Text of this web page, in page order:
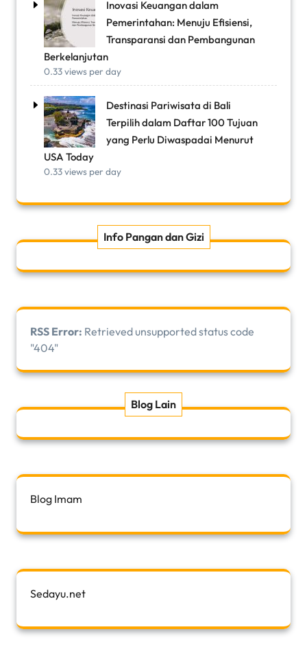
Inovasi Keuangan dalam
Pemerintahan: Menuju Efisiensi,
Transparansi dan Pembangunan
Berkelanjutan
0.33 views per day
Destinasi Pariwisata di Bali
Terpilih dalam Daftar 100 Tujuan
yang Perlu Diwaspadai Menurut
USA Today
0.33 views per day
Info Pangan dan Gizi
RSS Error: Retrieved unsupported status code
"404"
Blog Lain
Blog Imam
Sedayu.net